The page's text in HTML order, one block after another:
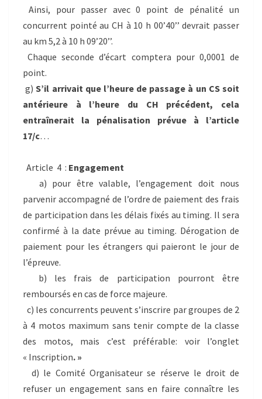
Ainsi, pour passer avec 0 point de pénalité un
concurrent pointé au CH à 10 h 00’40’’ devrait passer
au km 5,2 à 10 h 09’20’’.
Chaque seconde d’écart comptera pour 0,0001 de
point.
g)S’il arrivait que l’heure de passage à un CS soit
antérieure à l’heure du CH précédent, cela
entraînerait la pénalisation prévue à l’article
17/c…
Article 4 : Engagement
a) pour être valable, l’engagement doit nous
parvenir accompagné de l’ordre de paiement des frais
de participation dans les délais fixés au timing. Il sera
confirmé à la date prévue au timing. Dérogation de
paiement pour les étrangers qui paieront le jour de
l’épreuve.
b) les frais de participation pourront être
remboursés en cas de force majeure.
c) les concurrents peuvent s’inscrire par groupes de 2
à 4 motos maximum sans tenir compte de la classe
des motos, mais c’est préférable: voir l’onglet
« Inscription. »
d) le Comité Organisateur se réserve le droit de
refuser un engagement sans en faire connaître les